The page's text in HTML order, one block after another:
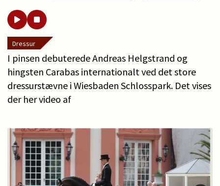
Dressur
I pinsen debuterede Andreas Helgstrand og
hingsten Carabas internationalt ved det store
dressurstævne i Wiesbaden Schlosspark. Det vises
der her video af